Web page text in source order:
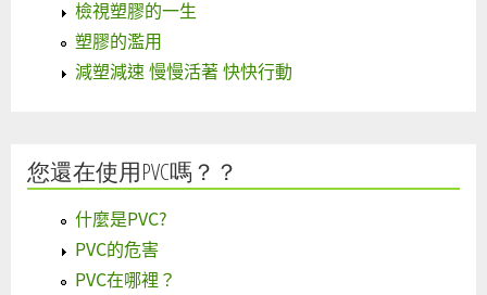
檢視塑膠的一生
塑膠的濫用
減塑減速 慢慢活著 快快行動
您還在使用PVC嗎？？
什麼是PVC?
PVC的危害
PVC在哪裡？